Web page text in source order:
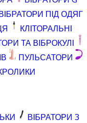
ПІД ОДЯГ
КЛІТОРАЛЬНІ
ТА ВІБРОКУЛІ
ПУЛЬСАТОРИ
ВІБРАТОРИ З